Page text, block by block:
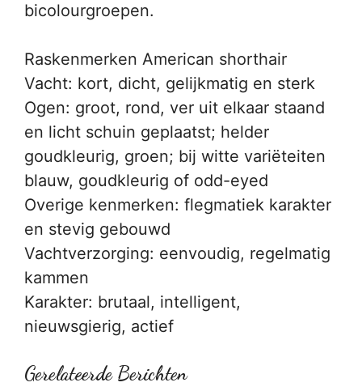
bicolourgroepen.
Raskenmerken American shorthair
Vacht: kort, dicht, gelijkmatig en sterk
Ogen: groot, rond, ver uit elkaar staand
en licht schuin geplaatst; helder
goudkleurig, groen; bij witte variëteiten
blauw, goudkleurig of odd-eyed
Overige kenmerken: flegmatiek karakter
en stevig gebouwd
Vachtverzorging: eenvoudig, regelmatig
kammen
Karakter: brutaal, intelligent,
nieuwsgierig, actief
Gerelateerde Berichten